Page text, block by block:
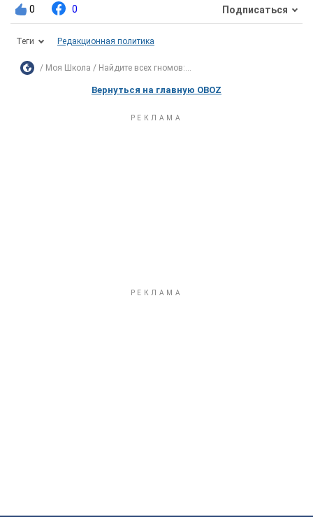
0 0 Подписаться
Теги Редакционная политика
Моя Школа Найдите всех гномов:...
Вернуться на главную OBOZ